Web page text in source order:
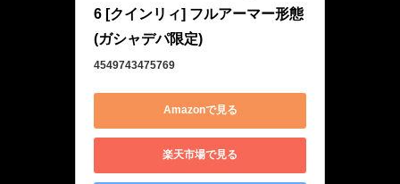
6 [クインリィ] フルアーマー形態
(ガシャデパ限定)
4549743475769
Amazonで見る
楽天市場で見る